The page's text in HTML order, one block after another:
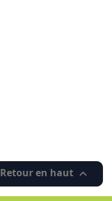
Retour en haut 